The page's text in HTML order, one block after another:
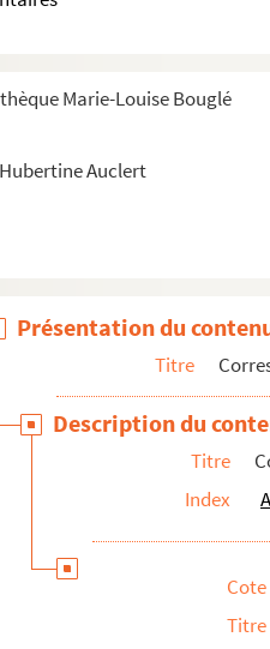
Marie-Louise Bouglé
Auclert
Présentation du
Titre
Description du
Titre
Index
Cote
Titre